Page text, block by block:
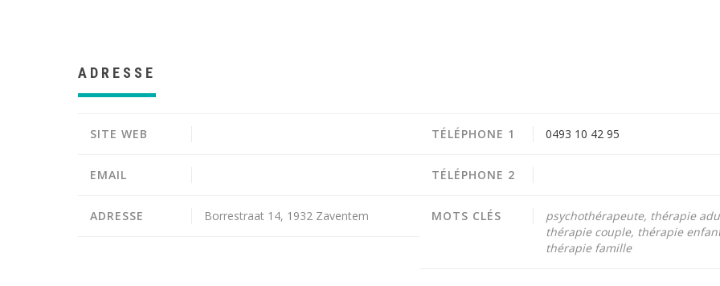
ADRESSE
SITE WEB
EMAIL
ADRESSE Borrestraat 14, 1932 Zaventem
TÉLÉPHONE 1 0493 10 42 95
TÉLÉPHONE 2
MOTS CLÉS
psychothérapeute, thérapie
thérapie couple, thérapie
thérapie famille